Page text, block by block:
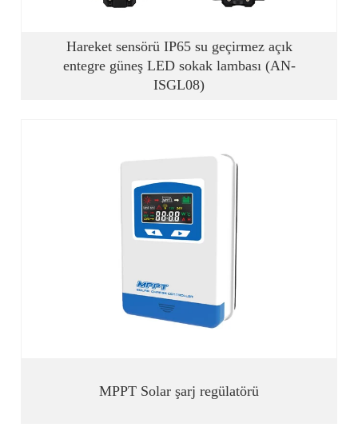
Hareket sensörü IP65 su geçirmez açık
entegre güneş LED sokak lambası (AN-
ISGL08)
MPPT Solar şarj regülatörü